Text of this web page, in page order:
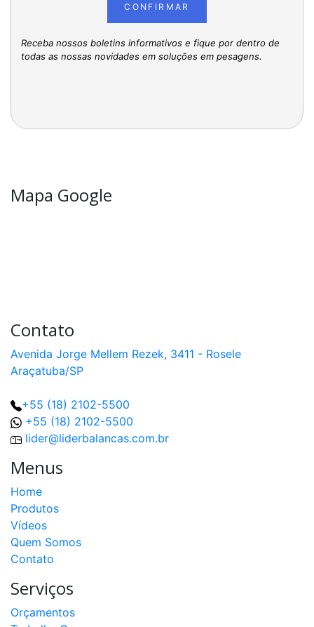
CONFIRMAR
Receba nossos boletins informativos e fique por dentro de
todas as nossas novidades em soluções em pesagens.
Mapa Google
Contato
Avenida Jorge Mellem Rezek, 3411 - Rosele
Araçatuba/SP
+55 (18) 2102-5500
+55 (18) 2102-5500
lider@liderbalancas.com.br
Menus
Home
Produtos
Vídeos
Quem Somos
Contato
Serviços
Orçamentos